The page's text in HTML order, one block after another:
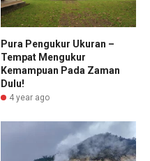
Pura Pengukur Ukuran –
Tempat Mengukur
Kemampuan Pada Zaman
Dulu!
4 year ago